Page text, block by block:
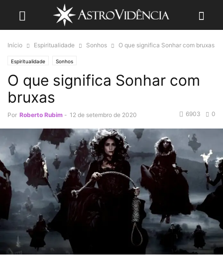
Início Espiritualidade Sonhos O que significa Sonhar com bruxas
Espiritualidade Sonhos
O que significa Sonhar com
bruxas
Por Roberto Rubim - 12 de setembro de 2020 0
6903